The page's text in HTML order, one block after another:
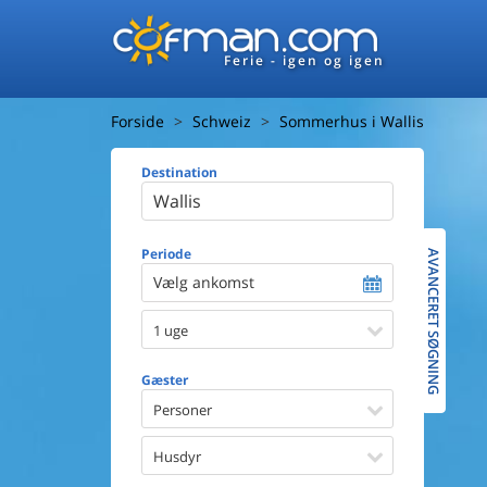
Ferie - igen og igen
Forside Schweiz Sommerhus i Wallis
Destination
Periode
Vælg ankomst
1 uge
Gæster
Personer
Husdyr
Afstand til
Udsigt til
Faciliteter
Spa
AVANCERET SØGNING